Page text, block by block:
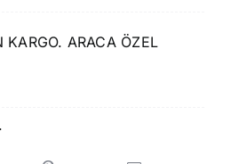
ARACA ÖZEL